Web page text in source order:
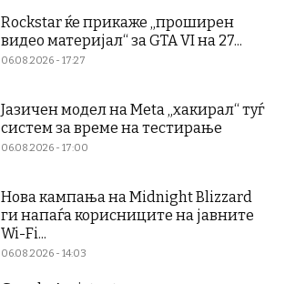
Rockstar ќе прикаже „проширен
видео материјал“ за GTA VI на 27...
06.08.2026 - 17:27
Јазичен модел на Meta „хакирал“ туѓ
систем за време на тестирање
06.08.2026 - 17:00
Нова кампања на Midnight Blizzard
ги напаѓа корисниците на јавните
Wi-Fi...
06.08.2026 - 14:03